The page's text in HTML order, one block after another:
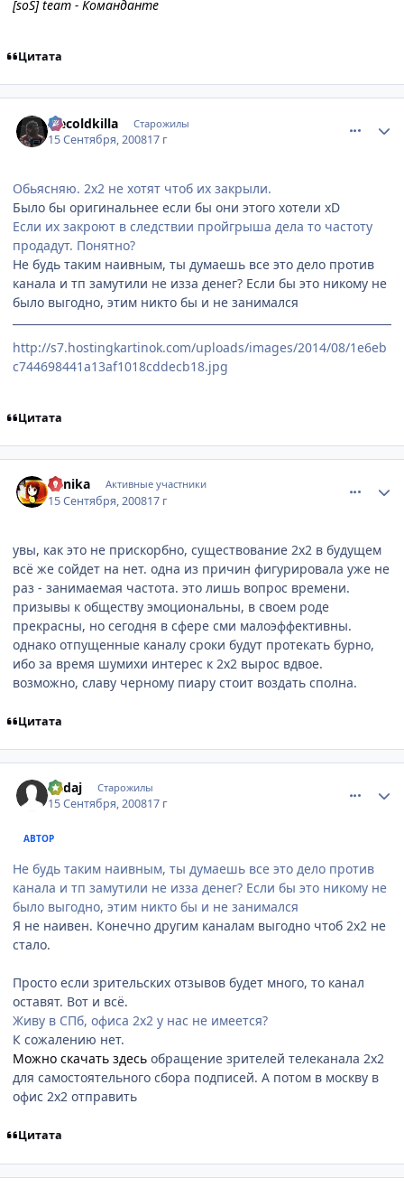
[soS] team - Команданте
Цитата
Icecoldkilla Старожилы
15 Сентября, 200817 г
Обьясняю. 2х2 не хотят чтоб их закрыли.
Было бы оригинальнее если бы они этого хотели xD
Если их закроют в следствии пройгрыша дела то частоту
продадут. Понятно?
Не будь таким наивным, ты думаешь все это дело против
канала и тп замутили не изза денег? Если бы это никому не
было выгодно, этим никто бы и не занимался
http://s7.hostingkartinok.com/uploads/images/2014/08/1e6eb
c744698441a13af1018cddecb18.jpg
Цитата
nanika Активные участники
15 Сентября, 200817 г
увы, как это не прискорбно, существование 2х2 в будущем
всё же сойдет на нет. одна из причин фигурировала уже не
раз - занимаемая частота. это лишь вопрос времени.
призывы к обществу эмоциональны, в своем роде
прекрасны, но сегодня в сфере сми малоэффективны.
однако отпущенные каналу сроки будут протекать бурно,
ибо за время шумихи интерес к 2х2 вырос вдвое.
возможно, славу черному пиару стоит воздать сполна.
Цитата
Kadaj Старожилы
15 Сентября, 200817 г
АВТОР
Не будь таким наивным, ты думаешь все это дело против
канала и тп замутили не изза денег? Если бы это никому не
было выгодно, этим никто бы и не занимался
Я не наивен. Конечно другим каналам выгодно чтоб 2х2 не
стало.
Просто если зрительских отзывов будет много, то канал
оставят. Вот и всё.
Живу в СПб, офиса 2х2 у нас не имеется?
К сожалению нет.
Можно скачать здесь обращение зрителей телеканала 2х2
для самостоятельного сбора подписей. А потом в москву в
офис 2х2 отправить
Цитата